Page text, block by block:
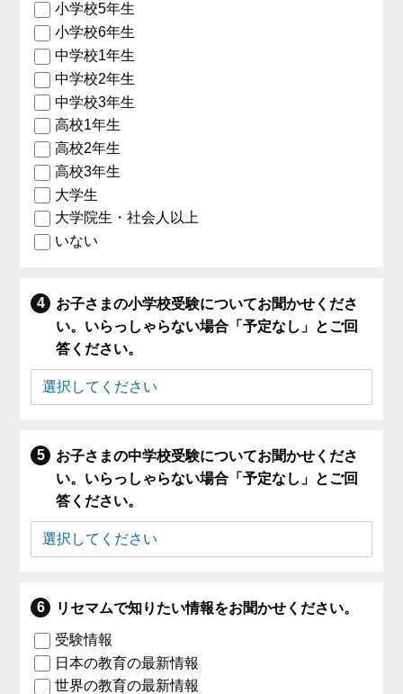
小学校5年生
小学校6年生
中学校1年生
中学校2年生
中学校3年生
高校1年生
高校2年生
高校3年生
大学生
大学院生・社会人以上
いない
お子さまの小学校受験についてお聞かせくださ
い。いらっしゃらない場合「予定なし」とご回
答ください。
お子さまの中学校受験についてお聞かせくださ
い。いらっしゃらない場合「予定なし」とご回
答ください。
リセマムで知りたい情報をお聞かせください。
受験情報
日本の教育の最新情報
世界の教育の最新情報